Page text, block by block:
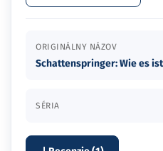
ORIGINÁLNY NÁZOV
Schattenspringer: Wie es
SÉRIA